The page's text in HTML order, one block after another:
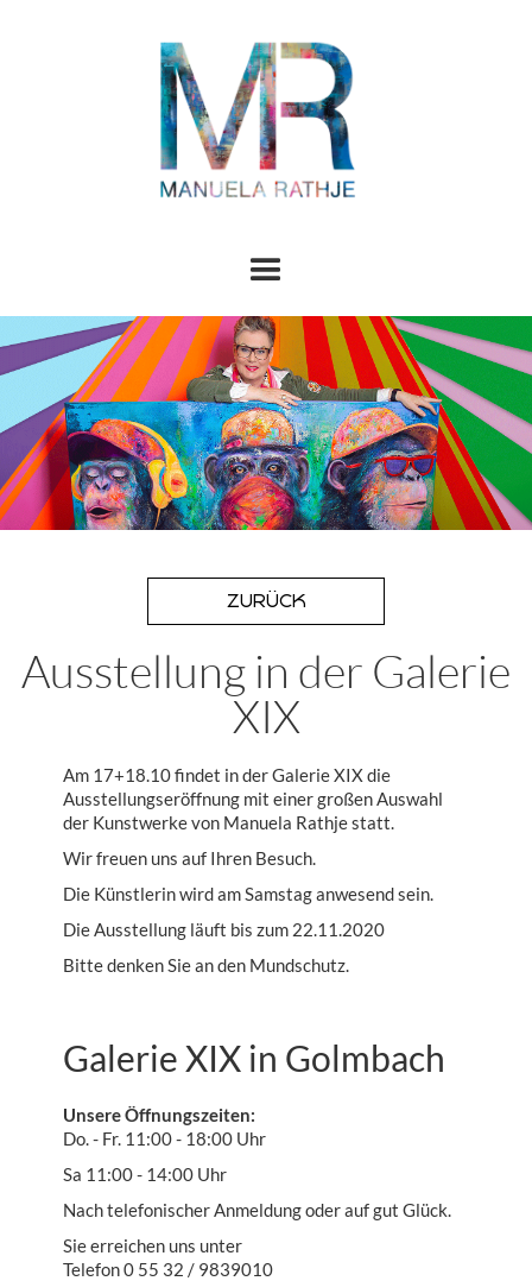
ZURÜCK
Ausstellung in der Galerie
XIX
Am 17+18.10 findet in der Galerie XIX die
Ausstellungseröffnung mit einer großen Auswahl
der Kunstwerke von Manuela Rathje statt.
Wir freuen uns auf Ihren Besuch.
Die Künstlerin wird am Samstag anwesend sein.
Die Ausstellung läuft bis zum 22.11.2020
Bitte denken Sie an den Mundschutz.
Galerie XIX in Golmbach
Unsere Öffnungszeiten:
Do. - Fr. 11:00 - 18:00 Uhr
Sa 11:00 - 14:00 Uhr
Nach telefonischer Anmeldung oder auf gut Glück.
Sie erreichen uns unter
Telefon 0 55 32 / 9839010